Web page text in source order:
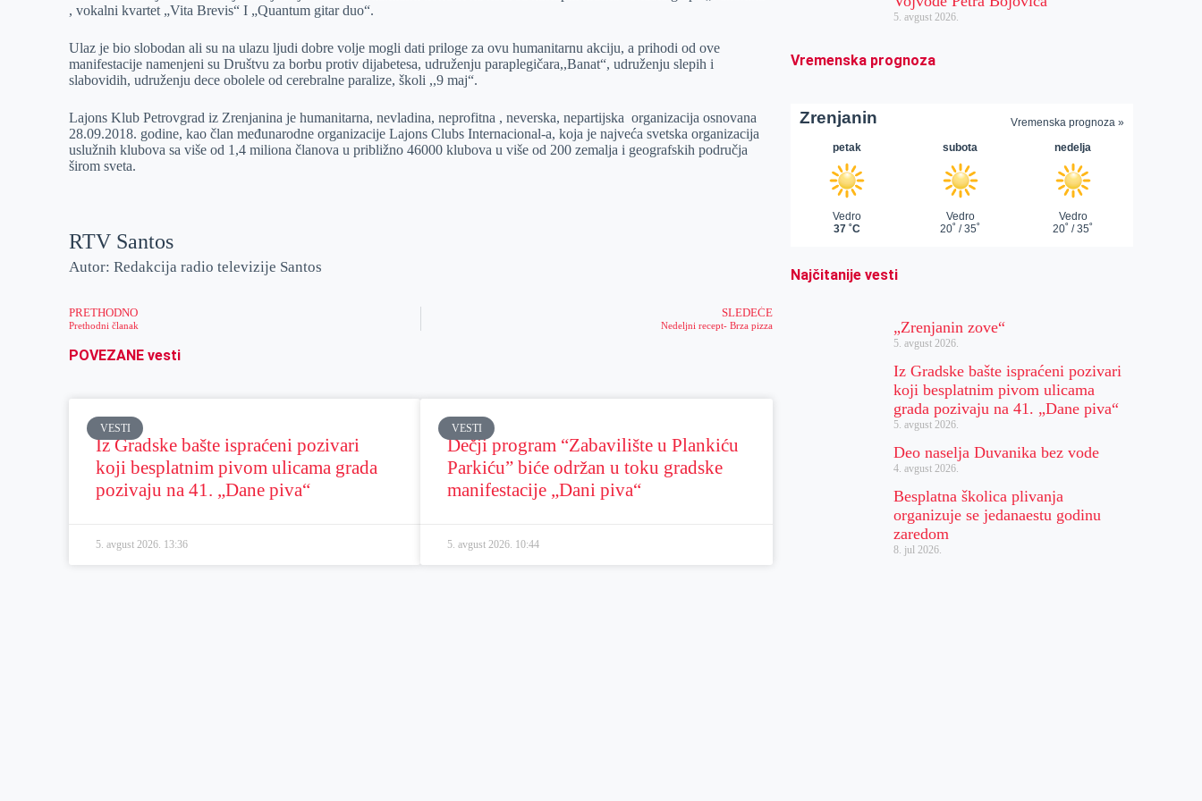
rnA
p
p
i
l
, vokalni kvartet „Vita Brevis“ I „Quantum gitar duo“.
Ulaz je bio slobodan ali su na ulazu ljudi dobre volje mogli dati priloge za ovu humanitarnu akciju, a prihodi od ove
manifestacije namenjeni su Društvu za borbu protiv dijabetesa, udruženju paraplegičara,,Banat“, udruženju slepih i
slabovidih, udruženju dece obolele od cerebralne paralize, školi ,,9 maj“.
Lajons Klub Petrovgrad iz Zrenjanina je humanitarna, nevladina, neprofitna , neverska, nepartijska organizacija osnovana
28.09.2018. godine, kao član međunarodne organizacije Lajons Clubs Internacional-a, koja je najveća svetska organizacija
uslužnih klubova sa više od 1,4 miliona članova u približno 46000 klubova u više od 200 zemalja i geografskih područja
širom sveta.
RTV Santos
Autor: Redakcija radio televizije Santos
PRETHODNO
Prethodni članak
SLEDEĆE
Nedeljni recept- Brza pizza
POVEZANE vesti
VESTI
Iz Gradske bašte ispraćeni pozivari
koji besplatnim pivom ulicama grada
pozivaju na 41. „Dane piva“
5. avgust 2026. 13:36
VESTI
Dečji program “Zabavilište u Plankiću
Parkiću” biće održan u toku gradske
manifestacije „Dani piva“
5. avgust 2026. 10:44
5. avgust 2026.
Vremenska prognoza
Najčitanije vesti
„Zrenjanin zove“
5. avgust 2026.
Iz Gradske bašte ispraćeni pozivari
koji besplatnim pivom ulicama
grada pozivaju na 41. „Dane piva“
5. avgust 2026.
Deo naselja Duvanika bez vode
4. avgust 2026.
Besplatna školica plivanja
organizuje se jedanaestu godinu
zaredom
8. jul 2026.